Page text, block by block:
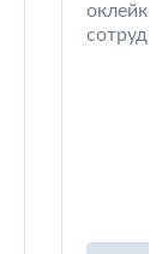
оклейке